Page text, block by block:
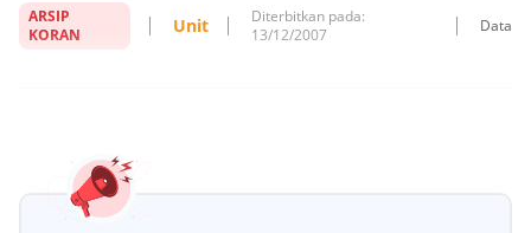
ARSIP
KORAN
Unit
Diterbitkan pada:
13/12/2007
Data